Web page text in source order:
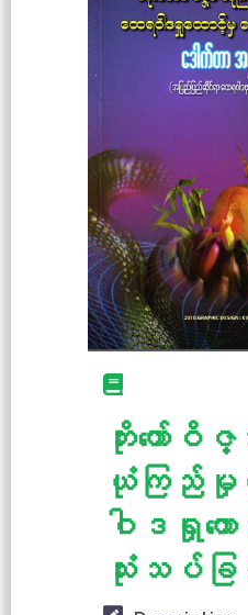
ဘိုးတော်ဝိ
ယုံကြည်မှု
ဝါဒရှုထေ
သုံးသပ်ခြ